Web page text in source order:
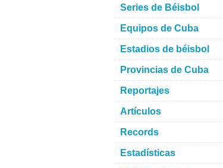
Series de Béisbol
Equipos de Cuba
Estadios de béisbol
Provincias de Cuba
Reportajes
Artículos
Records
Estadísticas